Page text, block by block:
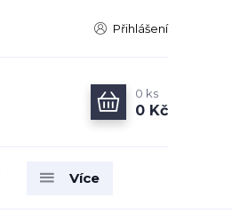
Přihlášení
0 ks
0 Kč
Více